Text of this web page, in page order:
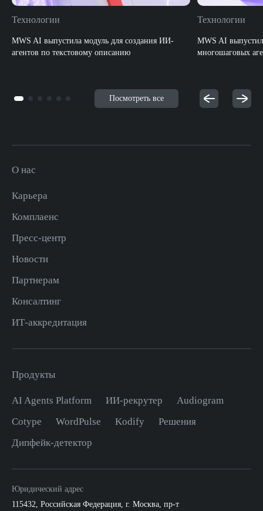
Технологии
MWS AI выпустила модуль для создания ИИ-
агентов по текстовому описанию
Технологии
MWS AI
многошаговых
Посмотреть все
О нас
Карьера
Комплаенс
Пресс-центр
Новости
Партнерам
Консалтинг
ИТ-аккредитация
Продукты
AI Agents Platform ИИ-рекрутер
Audiogram
Cotype
WordPulse Kodify
Решения
Дипфейк-детектор
Юридический адрес
115432, Российская Федерация, г. Москва, пр-т